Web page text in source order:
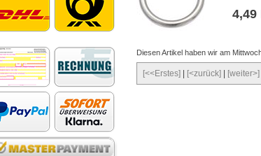
4,49
Diesen Artikel haben wir am
[<<Erstes] [<zurück] [weiter>]